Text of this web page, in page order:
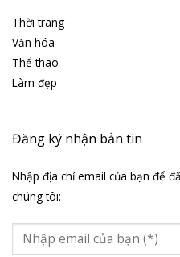
Thời trang
Văn hóa
Thể thao
Làm đẹp
Đăng ký nhận bản tin
Nhập địa chỉ email của bạn để
chúng tôi: